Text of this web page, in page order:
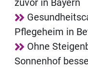
zuvor in Bayern
Pflegeheim in
Ohne
Sonnenhof